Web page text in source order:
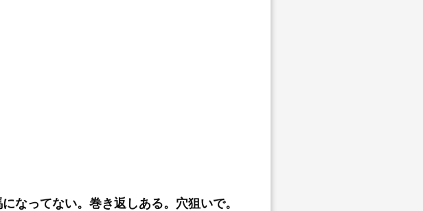
なってない。巻き返しある。穴狙いで。